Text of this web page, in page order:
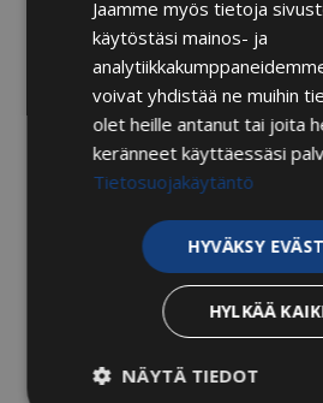
– Pyytää itseäsi koskevien
korjaamista
– Pyytää itseäsi koskevien
ellei sitä ole lain mukaan
Kuinka saan
tallennetut tiedot?
Voit pyytää tallennetut tiedot
sähköpostiosoitteesta:
Miten voin vaikuttaa
käyttöön?
Jaamme myös tietoja
käytöstäsi mainos- ja
voivat yhdistää ne muihin
olet heille antanut tai joita
keränneet käyttäessäsi
Tietosuojakäytäntö
HYVÄKSY
HYLKÄÄ
NÄYTÄ TIEDOT